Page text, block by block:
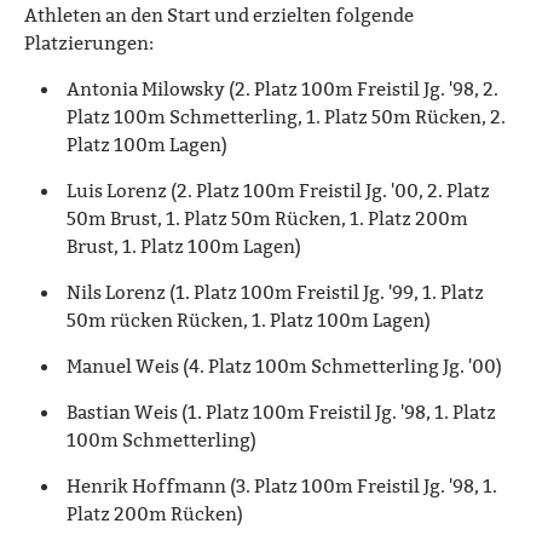
Athleten an den Start und erzielten folgende
Platzierungen:
Antonia Milowsky (2. Platz 100m Freistil Jg. '98, 2.
Platz 100m Schmetterling, 1. Platz 50m Rücken, 2.
Platz 100m Lagen)
Luis Lorenz (2. Platz 100m Freistil Jg. '00, 2. Platz
50m Brust, 1. Platz 50m Rücken, 1. Platz 200m
Brust, 1. Platz 100m Lagen)
Nils Lorenz (1. Platz 100m Freistil Jg. '99, 1. Platz
50m rücken Rücken, 1. Platz 100m Lagen)
Manuel Weis (4. Platz 100m Schmetterling Jg. '00)
Bastian Weis (1. Platz 100m Freistil Jg. '98, 1. Platz
100m Schmetterling)
Henrik Hoffmann (3. Platz 100m Freistil Jg. '98, 1.
Platz 200m Rücken)